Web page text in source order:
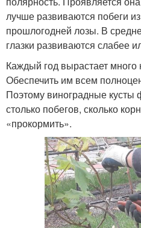
лучше развиваются побеги
прошлогодней лозы. В
глазки развиваются слабее
Каждый год вырастает много
Обеспечить им всем
Поэтому виноградные кусты
столько побегов, сколько
«прокормить».